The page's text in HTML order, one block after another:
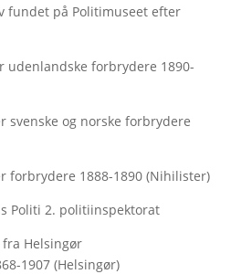
fundet på Politimuseet efter
udenlandske forbrydere 1890-
svenske og norske forbrydere
forbrydere 1888-1890 (Nihilister)
Politi 2. politiinspektorat
Helsingør
1907 (Helsingør)